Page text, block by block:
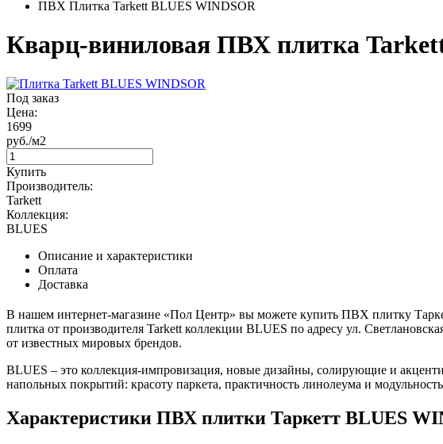
ПВХ Плитка Tarkett BLUES WINDSOR
Кварц-виниловая ПВХ плитка
Под заказ
Цена:
1699
руб./м2
Купить
Производитель:
Tarkett
Коллекция:
BLUES
Описание и характеристики
Оплата
Доставка
В нашем интернет-магазине «Пол Центр» вы можете купить ПВХ плитку
плитка от производителя Tarkett коллекции BLUES по адресу ул.
от известных мировых брендов.
BLUES – это коллекция-импровизация, новые дизайны, солирующие и
напольных покрытий: красоту паркета, практичность линолеума и
Характеристики ПВХ плитки Таркетт BLUES